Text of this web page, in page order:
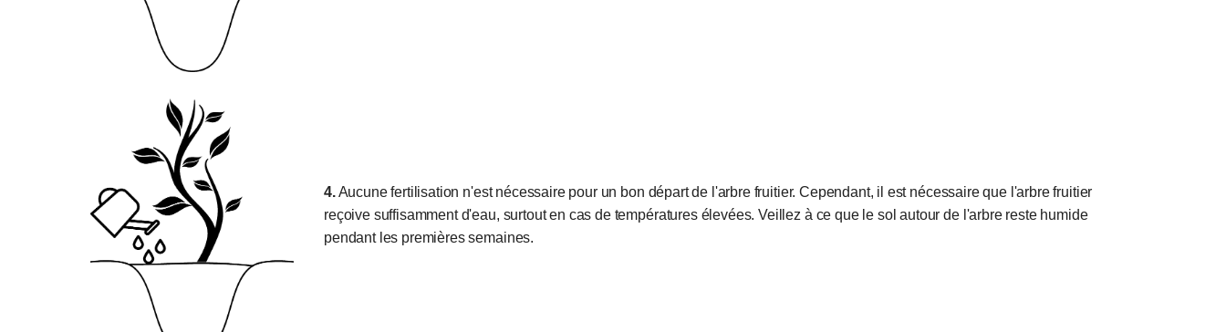
4.Aucune fertilisation n'est nécessaire pour un bon départ de l'arbre fruitier. Cependant, il est nécessaire que l'arbre fruitier
reçoive suffisamment d'eau, surtout en cas de températures élevées. Veillez à ce que le sol autour de l'arbre reste humide
pendant les premières semaines.